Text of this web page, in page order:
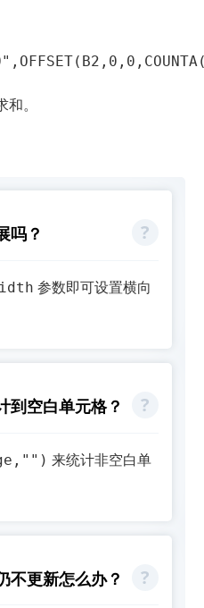
。
吗？
参数即可设置横向
到空白单元格？
来统计非空白单
不更新怎么办？